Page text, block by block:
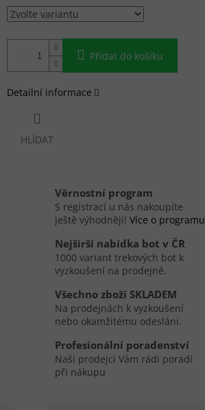
Přidat do košíku
Detailní informace
HLÍDAT
Věrnostní program
S registrací u nás nakoupíte
ještě výhodněji! Více o programu
Nejširší nabídka bot v ČR
1000 variant trekových bot k
vyzkoušení na prodejně.
Všechno zboží SKLADEM
Na prodejnách k vyzkoušení
nebo okamžitému odeslání.
Profesionální poradenství
Naši prodejci Vám rádi poradí
při nákupu